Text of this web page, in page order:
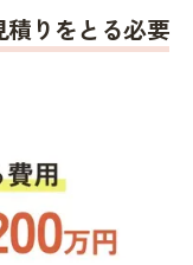
りをとる必要